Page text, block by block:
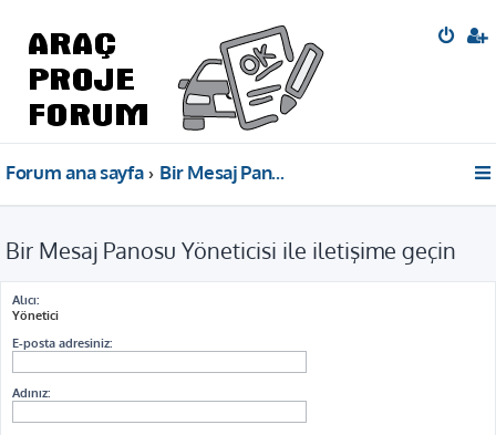
Forum ana sayfa Bir Mesaj Panosu Yöneticisi ile iletişime geçin
Bir Mesaj Panosu Yöneticisi ile iletişime geçin
Alıcı:
Yönetici
E-posta adresiniz:
Adınız: